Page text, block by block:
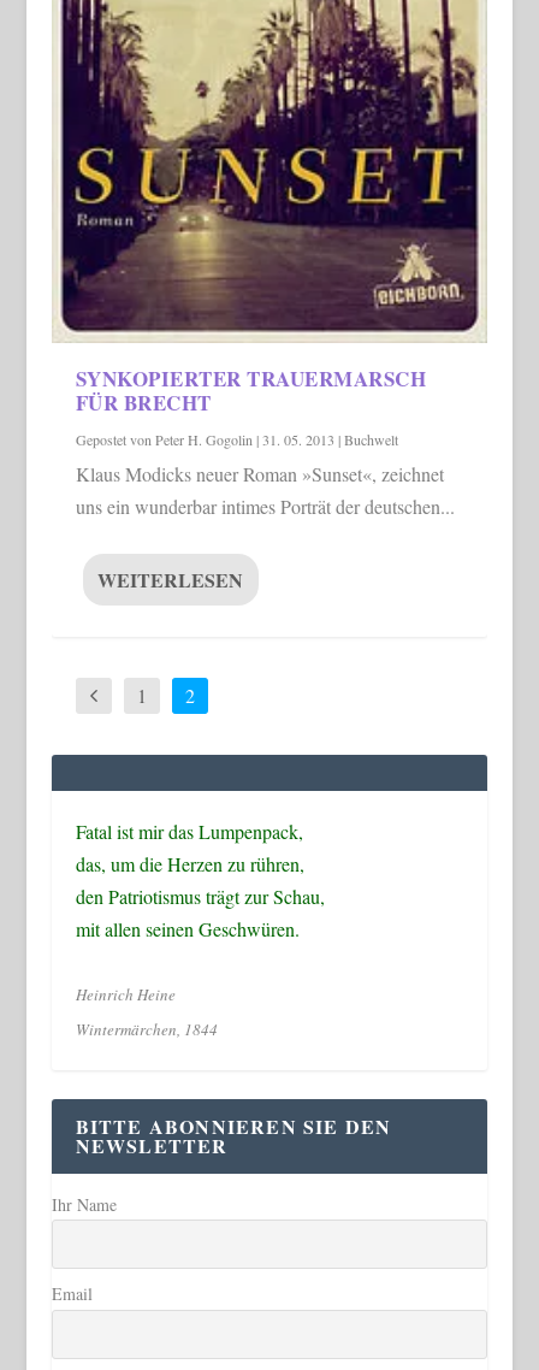
SYNKOPIERTER TRAUERMARSCH
FÜR BRECHT
Gepostet von Peter H. Gogolin |31. 05. 2013 |Buchwelt
Klaus Modicks neuer Roman »Sunset«, zeichnet
uns ein wunderbar intimes Porträt der deutschen...
WEITERLESEN
1 2
Fatal ist mir das Lumpenpack,
das, um die Herzen zu rühren,
den Patriotismus trägt zur Schau,
mit allen seinen Geschwüren.
Heinrich Heine
Wintermärchen, 1844
BITTE ABONNIEREN SIE DEN
NEWSLETTER
Ihr Name
Email